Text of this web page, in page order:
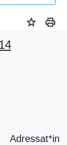
star print
Adressat*in